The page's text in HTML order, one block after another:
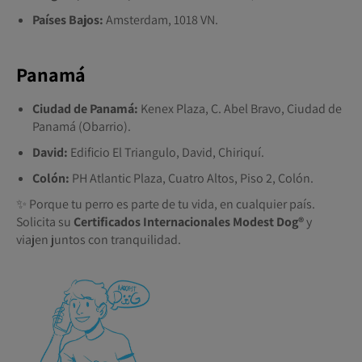
Países Bajos:Amsterdam, 1018 VN.
Panamá
Ciudad de Panamá: Kenex Plaza, C. Abel Bravo, Ciudad de
Panamá (Obarrio).
David: Edificio El Triangulo, David, Chiriquí.
Colón: PH Atlantic Plaza, Cuatro Altos, Piso 2, Colón.
✨ Porque tu perro es parte de tu vida, en cualquier país.
Solicita su Certificados Internacionales Modest Dog®️y
viajen juntos con tranquilidad.